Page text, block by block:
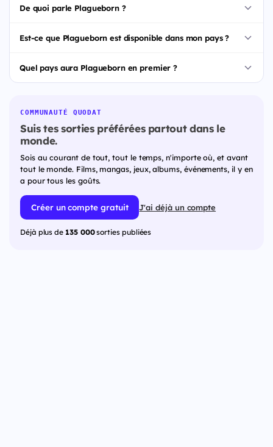
De quoi parle Plagueborn ?
Est-ce que Plagueborn est disponible dans mon pays ?
Quel pays aura Plagueborn en premier ?
COMMUNAUTÉ QUODAT
Suis tes sorties préférées partout dans le
monde.
Sois au courant de tout, tout le temps, n'importe où, et avant
tout le monde. Films, mangas, jeux, albums, événements, il y en
a pour tous les goûts.
Créer un compte gratuit J'ai déjà un compte
Déjà plus de 135 000sorties publiées